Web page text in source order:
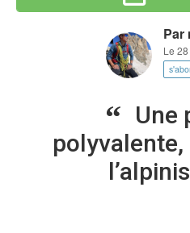
Par
Le
Une